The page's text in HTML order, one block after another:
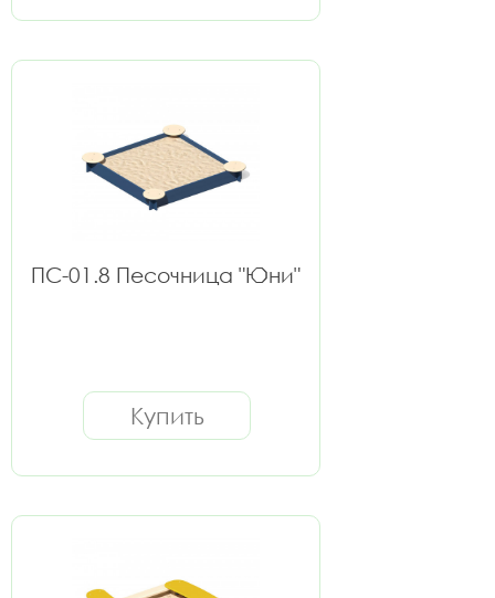
ПС-01.8 Песочница "Юни"
Купить